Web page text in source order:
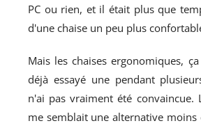
PC ou rien, et il était plus que
d'une chaise un peu plus
Mais les chaises ergonomiques,
déjà essayé une pendant
n'ai pas vraiment été convaincue.
me semblait une alternative moins